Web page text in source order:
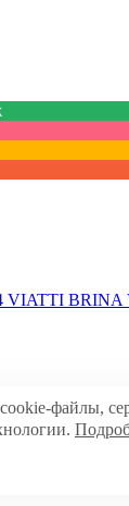
BRINA
файлы,